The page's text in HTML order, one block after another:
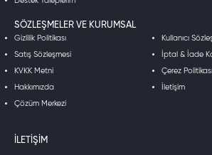
SÖZLEŞMELER VE KURUMSAL
Gizlilik Politikası Kullanıcı
Satış Sözleşmesi İptal & İade
KVKK Metni Çerez Politikası
Hakkımızda İletişim
Çözüm Merkezi
İLETIŞIM